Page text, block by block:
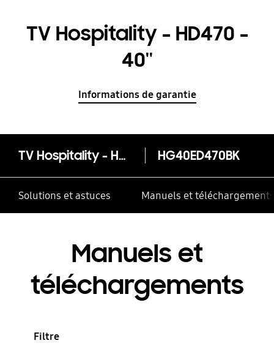
TV Hospitality - HD470 -
40''
Informations de garantie
TV Hospitality - HD470 - 40'' HG40ED470BK
Solutions et astuces Manuels et téléchargements
Manuels et
téléchargements
Filtre